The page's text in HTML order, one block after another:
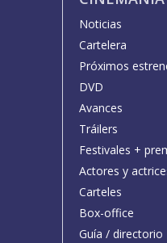
Noticias
Cartelera
Próximos
DVD
Avances
Tráilers
Festivales +
Actores y
Carteles
Box-office
Guía / directorio